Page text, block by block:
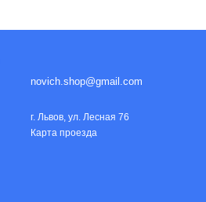
novich.shop@gmail.com
г. Львов, ул. Лесная 76
Карта проезда